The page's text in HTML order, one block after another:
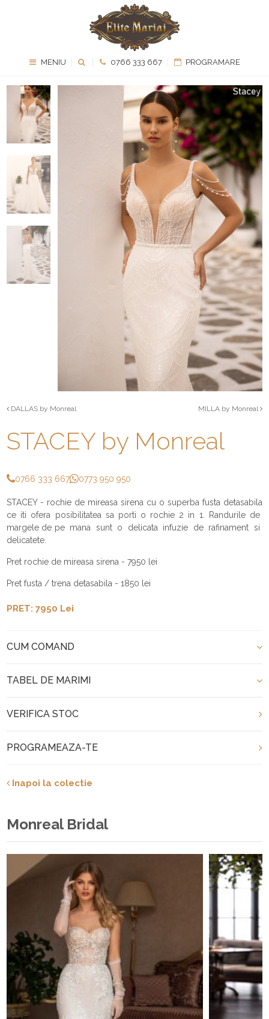
MENIU 0766 333 667 PROGRAMARE
DALLAS by Monreal MILLA by Monreal
STACEY by Monreal
0766 333 667 0773 950 950
STACEY - rochie de mireasa sirena cu o superba fusta detasabila
ce iti ofera posibilitatea sa porti o rochie 2 in 1. Randurile de
margele de pe mana sunt o delicata infuzie de rafinament si
delicatete.
Pret rochie de mireasa sirena - 7950 lei
Pret fusta / trena detasabila - 1850 lei
PRET: 7950 Lei
CUM COMAND
TABEL DE MARIMI
VERIFICA STOC
PROGRAMEAZA-TE
Inapoi la colectie
Monreal Bridal